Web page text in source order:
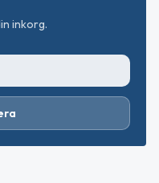
inkorg.